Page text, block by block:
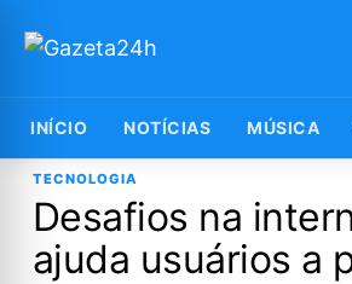
INÍCIO NOTÍCIAS MÚSICA
TECNOLOGIA
Desafios na
ajuda usuários a